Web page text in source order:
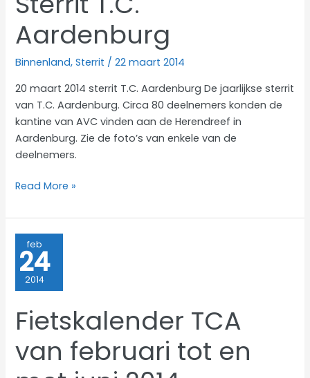
Aardenburg
Binnenland,Sterrit /22 maart 2014
20 maart 2014 sterrit T.C. Aardenburg De jaarlijkse sterrit
van T.C. Aardenburg. Circa 80 deelnemers konden de
kantine van AVC vinden aan de Herendreef in
Aardenburg. Zie de foto’s van enkele van de
deelnemers.
Sterrit
Aardenburg
Read More »
feb
24
2014
Fietskalender TCA
van februari tot en